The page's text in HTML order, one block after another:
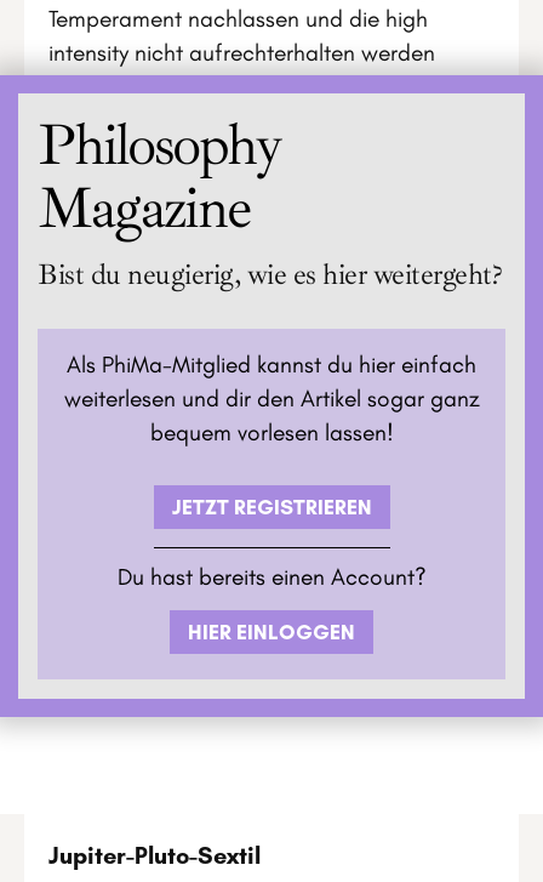
Temperament nachlassen und die high
intensity nicht aufrechterhalten werden
Philosophy
Magazine
Bist du neugierig, wie es hier weitergeht?
Als PhiMa-Mitglied kannst du hier einfach
weiterlesen und dir den Artikel sogar ganz
bequem vorlesen lassen!
JETZT REGISTRIEREN
Du hast bereits einen Account?
HIER EINLOGGEN
Jupiter-Pluto-Sextil